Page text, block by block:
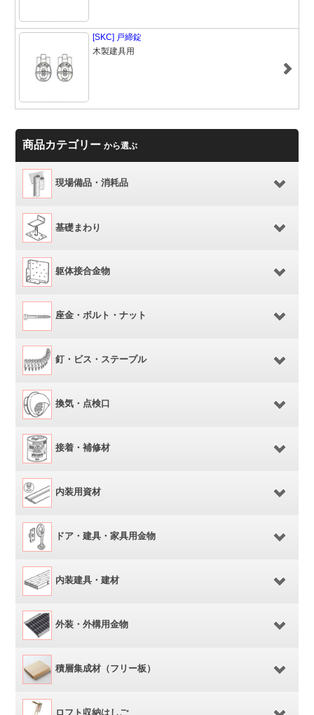
[SKC] 戸締錠
木製建具用
商品カテゴリーから選ぶ
現場備品・消耗品
基礎まわり
躯体接合金物
座金・ボルト・ナット
釘・ビス・ステープル
換気・点検口
接着・補修材
内装用資材
ドア・建具・家具用金物
内装建具・建材
外装・外構用金物
積層集成材（フリー板）
ロフト収納はしご